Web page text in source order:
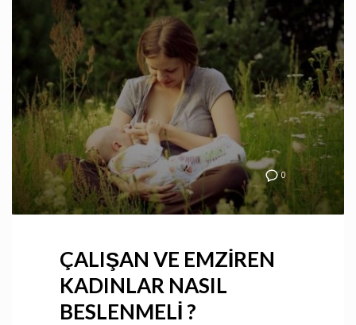
0
ÇALIŞAN VE EMZİREN
KADINLAR NASIL
BESLENMELİ ?